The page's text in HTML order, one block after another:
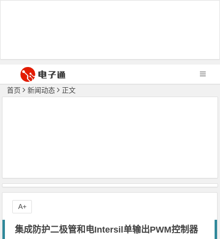
首页 新闻动态 正文
集成防护二极管和电Intersil单输出PWM控制器
A+